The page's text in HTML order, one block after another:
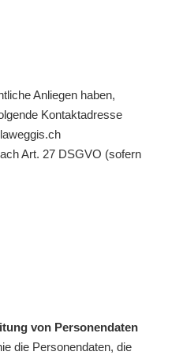
Anliegen haben,
Kontaktadresse
Art. 27 DSGVO (sofern
von Personendaten
die Personendaten, die